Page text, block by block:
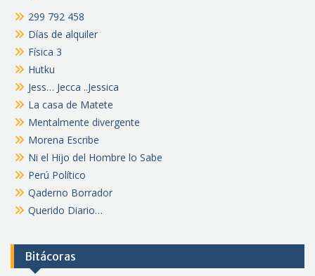
299 792 458
Días de alquiler
Física 3
Hutku
Jess… Jecca ..Jessica
La casa de Matete
Mentalmente divergente
Morena Escribe
Ni el Hijo del Hombre lo Sabe
Perú Político
Qaderno Borrador
Querido Diario…
Bitácoras